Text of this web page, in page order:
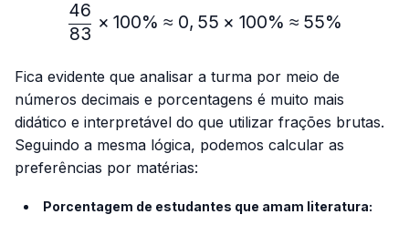
\frac{46}{83} × 100\%
83
46
× 100% ≈ 0, 55 × 100% ≈ 55%
Fica evidente que analisar a turma por meio de
números decimais e porcentagens é muito mais
didático e interpretável do que utilizar frações brutas.
Seguindo a mesma lógica, podemos calcular as
preferências por matérias:
Porcentagem de estudantes que amam literatura: